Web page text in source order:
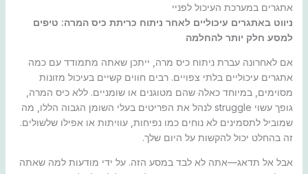
אתגרים במערכת העיכול לפניי
ניווט באתגרים עיכוליים לאחר ניתוח כריתת כיס המרה: טיפים
למסע חלק יותר להחלמה
אם לאחרונה עברת ניתוח כיס מרה, ייתכן שאתה מתמודד עם כמה
אתגרים עיכוליים בלתי צפויים. רבים חווים קשיים בעיכול מזונות
מסוימים, במיוחד כאלה שהם מטוגנים או שומניים. ללא כיס המרה,
גופך עשוי struggle לנהל את הפריטים בעלי השומן הגבוה הללו, מה
שמוביל לתסמינים לא נוחים כמו נפיחות, עוויתות או אפילו שלשולים.
זה בהחלט יכול להקשות על היום שלך.
אבל אל תדאג—אתה לא לבד במסע הזה. על ידי מודעות למה שאתה